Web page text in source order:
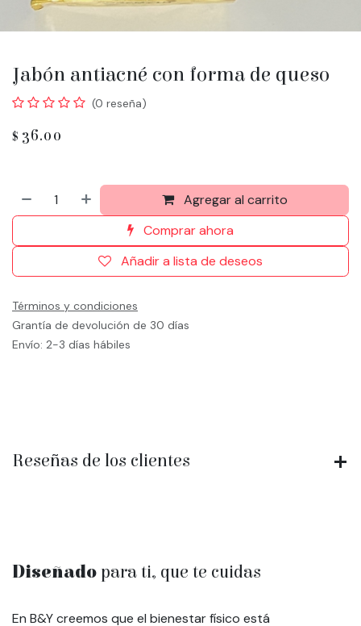
Jabón antiacné con forma de queso
(0 reseña)
$ 36.00
Agregar al carrito
Comprar ahora
Añadir a lista de deseos
Términos y condiciones
Grantía de devolución de 30 días
Envío: 2-3 días hábiles
Reseñas de los clientes
Diseñado para ti, que te cuidas
En B&Y creemos que el bienestar físico está